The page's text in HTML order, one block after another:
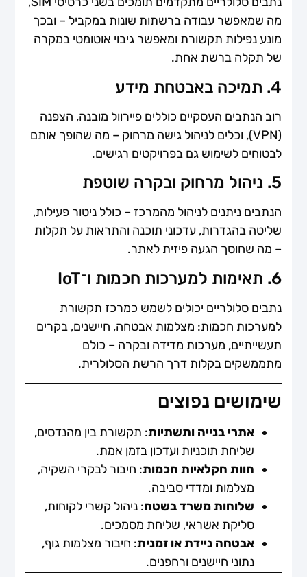
מה שמאפשר עבודה ברשתות שונות במקביל – ובכך
מונע נפילות תקשורת ומאפשר גיבוי אוטומטי במקרה
של תקלה ברשת אחת.
4. תמיכה באבטחת מידע
רוב הנתבים העסקיים כוללים פיירוול מובנה, הצפנה
(VPN), וכלים לניהול גישה מרחוק – מה שהופך אותם
לבטוחים לשימוש גם בפרויקטים רגישים.
5. ניהול מרחוק ובקרה שוטפת
הנתבים ניתנים לניהול מהמרכז – כולל ניטור פעילות,
שליטה בהגדרות, עדכוני תוכנה והתראות על תקלות
– מה שחוסך הגעה פיזית לאתר.
6. תאימות למערכות חכמות ו־IoT
נתבים סלולריים יכולים לשמש כמרכז תקשורת
למערכות חכמות: מצלמות אבטחה, חיישנים, בקרים
תעשייתיים, מערכות מדידה ובקרה – כולם
מתממשקים בקלות דרך הרשת הסלולרית.
שימושים נפוצים
אתרי בנייה ותשתיות: תקשורת בין מהנדסים,
שליחת תוכניות ועדכון בזמן אמת.
חוות חקלאיות חכמות: חיבור לבקרי השקיה,
מצלמות ומדדי סביבה.
שלוחות משרד בשטח: ניהול קשרי לקוחות,
סליקת אשראי, שליחת מסמכים.
אבטחה ניידת או זמנית: חיבור מצלמות גוף,
נתוני חיישנים ורחפנים.